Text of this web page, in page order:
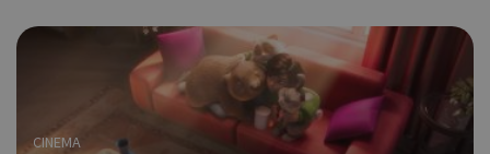
CINEMA